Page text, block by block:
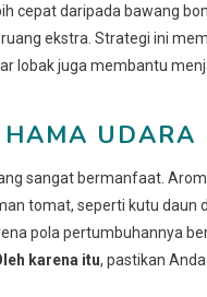
cepat daripada bawang
ekstra. Strategi ini
lobak juga membantu
UDARA
sangat bermanfaat.
tomat, seperti kutu daun
pola pertumbuhannya
karena itu, pastikan